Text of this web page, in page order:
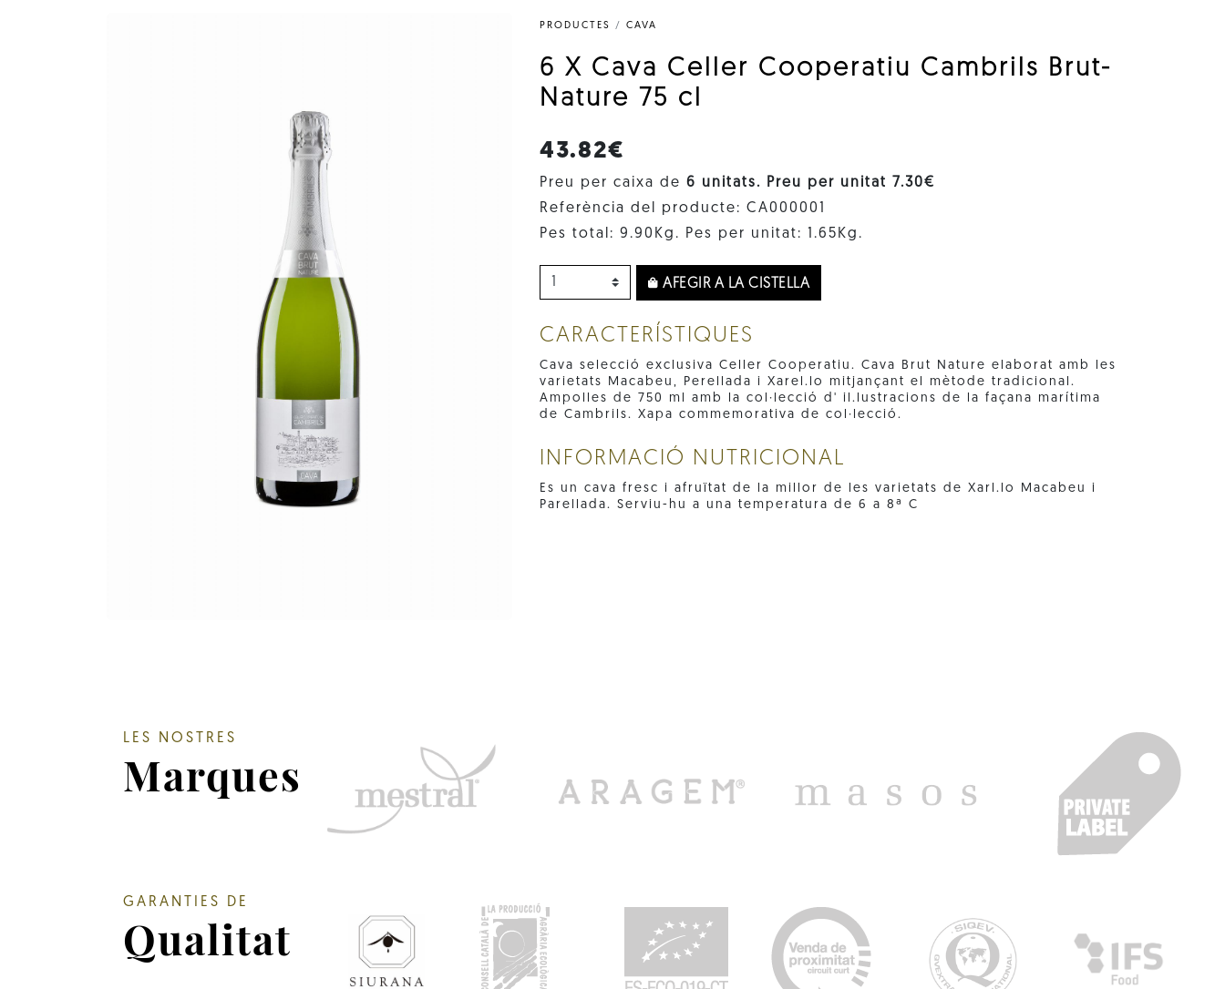
PRODUCTES / CAVA
6 X Cava Celler Cooperatiu Cambrils Brut-
Nature 75 cl
43.82€
Preu per caixa de 6 unitats. Preu per unitat 7.30€
Referència del producte: CA000001
Pes total: 9.90Kg. Pes per unitat: 1.65Kg.
AFEGIR A LA CISTELLA
CARACTERÍSTIQUES
Cava selecció exclusiva Celler Cooperatiu. Cava Brut Nature elaborat amb les
varietats Macabeu, Perellada i Xarel.lo mitjançant el mètode tradicional.
Ampolles de 750 ml amb la col·lecció d' il.lustracions de la façana marítima
de Cambrils. Xapa commemorativa de col·lecció.
INFORMACIÓ NUTRICIONAL
Es un cava fresc i afruïtat de la millor de les varietats de Xarl.lo Macabeu i
Parellada. Serviu-hu a una temperatura de 6 a 8ª C
LES NOSTRES
Marques
GARANTIES DE
Qualitat